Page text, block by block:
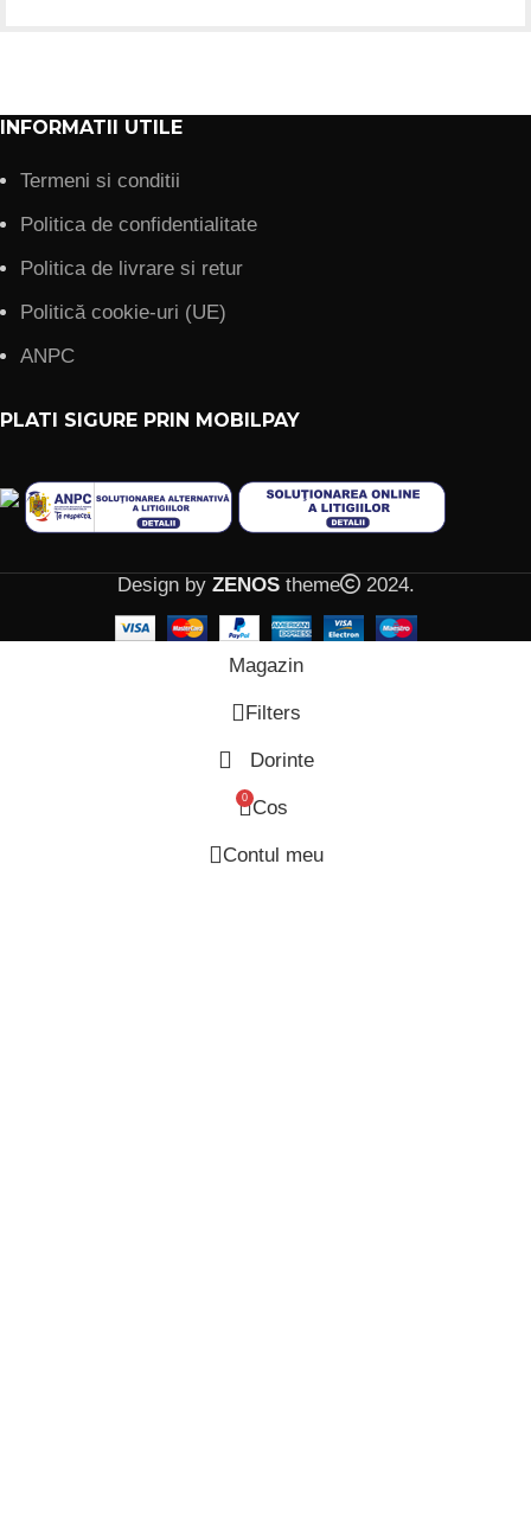
INFORMATII UTILE
Termeni si conditii
Politica de confidentialitate
Politica de livrare si retur
Politică cookie-uri (UE)
ANPC
PLATI SIGURE PRIN MOBILPAY
Design by ZENOStheme 2024.
Magazin
Filters
Dorinte
0 Cos
Contul meu